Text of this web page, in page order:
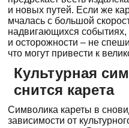
и новых путей. Если же
мчалась с большой
надвигающихся событиях,
и осторожности – не
что могут привести к
Культурная
снится карета
Символика кареты в
зависимости от